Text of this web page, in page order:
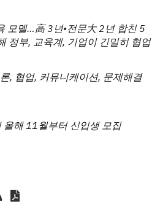
모델…高 3년•전문大 2년 합친 5
정부, 교육계, 기업이 긴밀히 협업
, 협업, 커뮤니케이션, 문제해결
해 11월부터 신입생 모집